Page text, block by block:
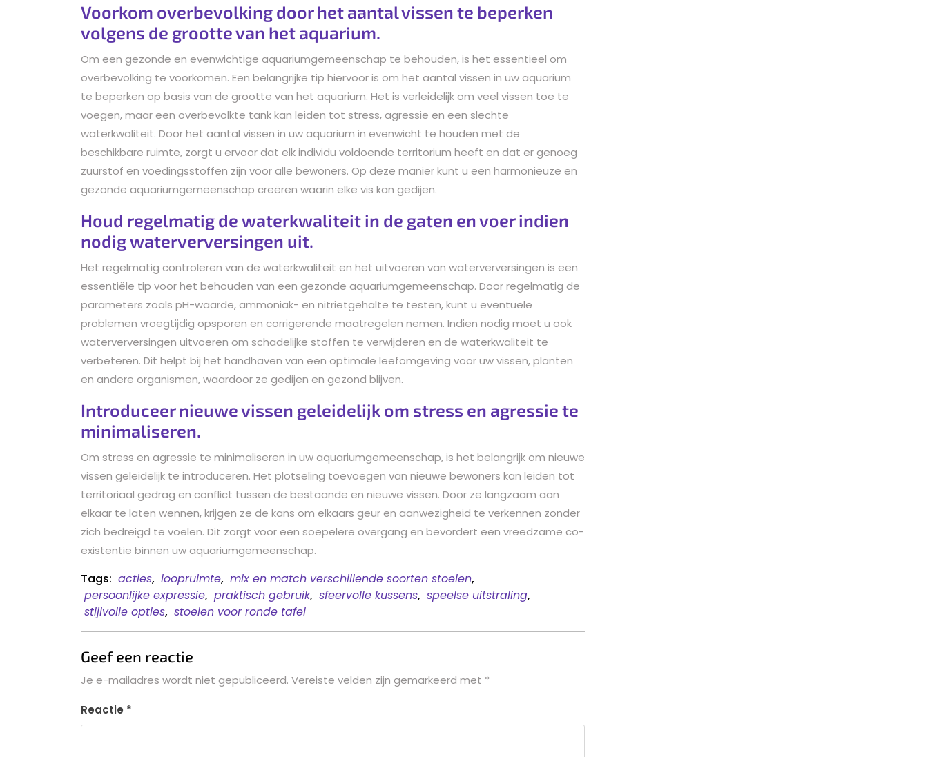
Voorkom overbevolking door het aantal vissen te beperken
volgens de grootte van het aquarium.
Om een gezonde en evenwichtige aquariumgemeenschap te behouden, is het essentieel om
overbevolking te voorkomen. Een belangrijke tip hiervoor is om het aantal vissen in uw aquarium
te beperken op basis van de grootte van het aquarium. Het is verleidelijk om veel vissen toe te
voegen, maar een overbevolkte tank kan leiden tot stress, agressie en een slechte
waterkwaliteit. Door het aantal vissen in uw aquarium in evenwicht te houden met de
beschikbare ruimte, zorgt u ervoor dat elk individu voldoende territorium heeft en dat er genoeg
zuurstof en voedingsstoffen zijn voor alle bewoners. Op deze manier kunt u een harmonieuze en
gezonde aquariumgemeenschap creëren waarin elke vis kan gedijen.
Houd regelmatig de waterkwaliteit in de gaten en voer indien
nodig waterverversingen uit.
Het regelmatig controleren van de waterkwaliteit en het uitvoeren van waterverversingen is een
essentiële tip voor het behouden van een gezonde aquariumgemeenschap. Door regelmatig de
parameters zoals pH-waarde, ammoniak- en nitrietgehalte te testen, kunt u eventuele
problemen vroegtijdig opsporen en corrigerende maatregelen nemen. Indien nodig moet u ook
waterverversingen uitvoeren om schadelijke stoffen te verwijderen en de waterkwaliteit te
verbeteren. Dit helpt bij het handhaven van een optimale leefomgeving voor uw vissen, planten
en andere organismen, waardoor ze gedijen en gezond blijven.
Introduceer nieuwe vissen geleidelijk om stress en agressie te
minimaliseren.
Om stress en agressie te minimaliseren in uw aquariumgemeenschap, is het belangrijk om nieuwe
vissen geleidelijk te introduceren. Het plotseling toevoegen van nieuwe bewoners kan leiden tot
territoriaal gedrag en conflict tussen de bestaande en nieuwe vissen. Door ze langzaam aan
elkaar te laten wennen, krijgen ze de kans om elkaars geur en aanwezigheid te verkennen zonder
zich bedreigd te voelen. Dit zorgt voor een soepelere overgang en bevordert een vreedzame co-
existentie binnen uw aquariumgemeenschap.
Tags: acties, loopruimte, mix en match verschillende soorten stoelen,
persoonlijke expressie, praktisch gebruik, sfeervolle kussens, speelse uitstraling,
stijlvolle opties, stoelen voor ronde tafel
Geef een reactie
Je e-mailadres wordt niet gepubliceerd. Vereiste velden zijn gemarkeerd met *
Reactie *